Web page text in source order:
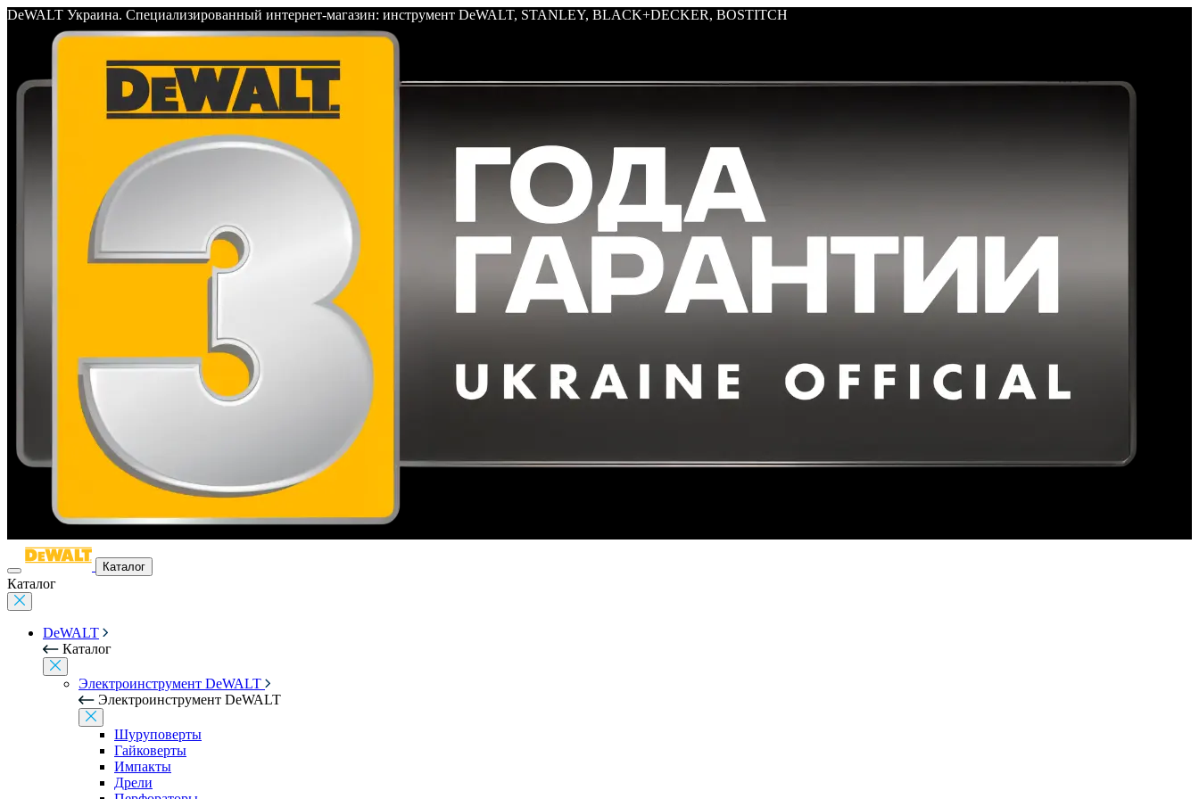
DeWALT Украина. Специализированный интернет-магазин: инструмент DeWALT, STANLEY, BLACK+DECKER, BOSTITCH
Каталог
Каталог
DeWALT
Каталог
Электроинструмент DeWALT
Электроинструмент DeWALT
Шуруповерты
Гайковерты
Импакты
Дрели